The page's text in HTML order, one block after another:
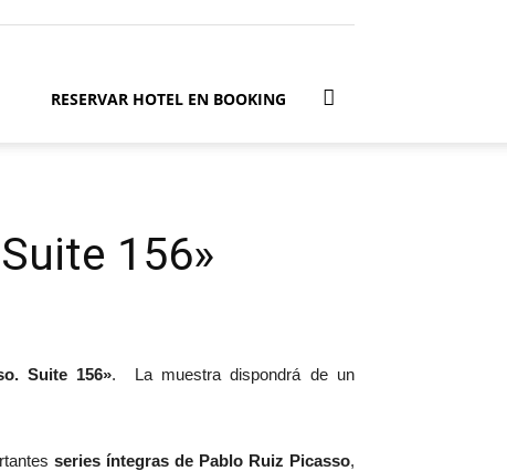
RESERVAR HOTEL EN BOOKING
156»
Suite 156».
La muestra dispondrá de un
series íntegras de Pablo Ruiz Picasso,